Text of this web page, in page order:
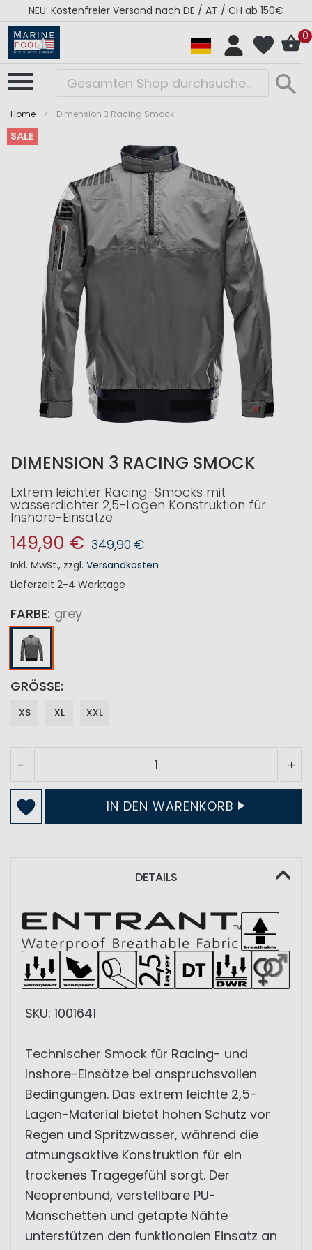
NEU: Kostenfreier Versand nach DE / AT / CH ab 150€
0
Home Dimension 3 Racing Smock
SALE
Zum
Bildergalerie
springen
Zum
Bildergalerie
springen
DIMENSION 3 RACING SMOCK
Extrem leichter Racing-Smocks mit
wasserdichter 2,5-Lagen Konstruktion für
Inshore-Einsätze
149,90 € 349,90 €
Inkl. MwSt., zzgl. Versandkosten
Lieferzeit 2-4 Werktage
FARBE grey
GRÖSSE
XS XL XXL
- +
IN DEN WARENKORB
DETAILS
SKU: 1001641
Technischer Smock für Racing- und
Inshore-Einsätze bei anspruchsvollen
Bedingungen. Das extrem leichte 2,5-
Lagen-Material bietet hohen Schutz vor
Regen und Spritzwasser, während die
atmungsaktive Konstruktion für ein
trockenes Tragegefühl sorgt. Der
Neoprenbund, verstellbare PU-
Manschetten und getapte Nähte
unterstützen den funktionalen Einsatz an